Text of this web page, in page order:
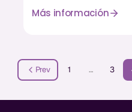
Más información
Prev 1 … 3